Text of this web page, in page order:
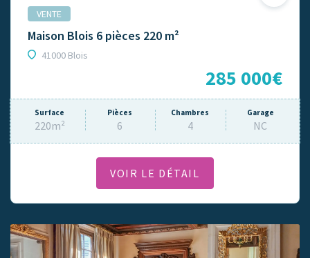
VENTE
Maison Blois 6 pièces 220 m²
41000 Blois
285 000€
Surface
220m²
Pièces
6
Chambres
4
Garage
NC
VOIR LE DÉTAIL